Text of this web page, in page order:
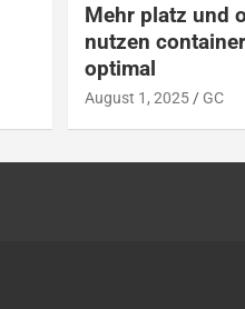
Mehr platz und
nutzen
optimal
August 1, 2025 GC